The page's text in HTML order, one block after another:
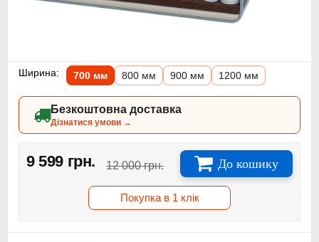
Ширина: 700 мм 800 мм 900 мм 1200 мм
Безкоштовна доставка
Дізнатися умови →
9 599 грн. 12 000 грн. До кошику
Покупка в 1 клік